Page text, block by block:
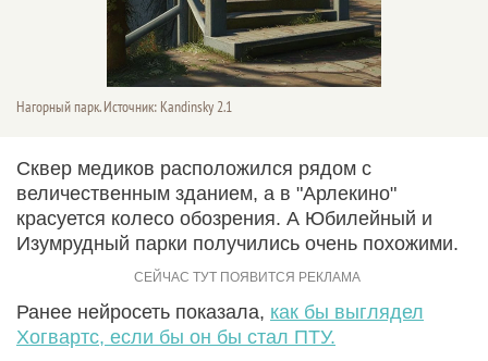
Нагорный парк. Источник: Kandinsky 2.1
Сквер медиков расположился рядом с
величественным зданием, а в "Арлекино"
красуется колесо обозрения. А Юбилейный и
Изумрудный парки получились очень похожими.
Ранее нейросеть показала, как бы выглядел
Хогвартс, если бы он бы стал ПТУ.